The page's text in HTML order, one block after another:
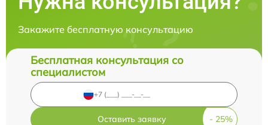
Закажите бесплатную консультацию
Бесплатная консультация со
специалистом
Оставить заявку